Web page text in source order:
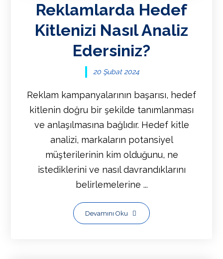
Reklamlarda Hedef
Kitlenizi Nasıl Analiz
Edersiniz?
20 Şubat 2024
Reklam kampanyalarının başarısı, hedef
kitlenin doğru bir şekilde tanımlanması
ve anlaşılmasına bağlıdır. Hedef kitle
analizi, markaların potansiyel
müşterilerinin kim olduğunu, ne
istediklerini ve nasıl davrandıklarını
belirlemelerine ...
Devamını Oku